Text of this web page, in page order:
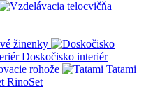
žinenky
Doskočisko interiér
rohože
Tatami
RinoSet